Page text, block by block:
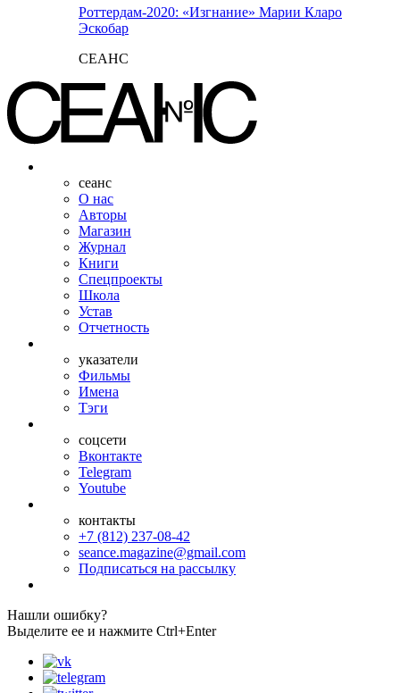
Роттердам-2020: «Изгнание» Марии Кларо
Эскобар
СЕАНС
сеанс
О нас
Авторы
Магазин
Журнал
Книги
Спецпроекты
Школа
Устав
Отчетность
указатели
Фильмы
Имена
Тэги
соцсети
Вконтакте
Telegram
Youtube
контакты
+7 (812) 237-08-42
seance.magazine@gmail.com
Подписаться на рассылку
Нашли ошибку?
Выделите ее и нажмите Ctrl+Enter